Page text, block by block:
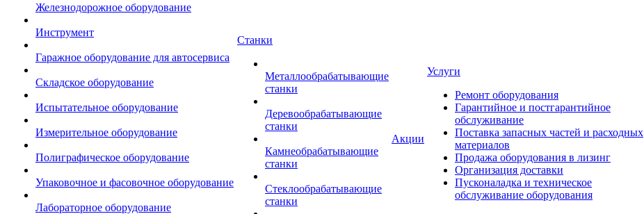
Железнодорожное оборудование
Инструмент
Гаражное оборудование для автосервиса
Складское оборудование
Испытательное оборудование
Измерительное оборудование
Полиграфическое оборудование
Упаковочное и фасовочное оборудование
Лабораторное оборудование
Станки
Металлообрабатывающие
станки
Деревообрабатывающие
станки
Камнеобрабатывающие
станки
Стеклообрабатывающие
станки
Акции
Услуги
Ремонт оборудования
Гарантийное и постгарантийное
обслуживание
Поставка запасных частей и расходных
материалов
Продажа оборудования в лизинг
Организация доставки
Пусконаладка и техническое
обслуживание оборудования